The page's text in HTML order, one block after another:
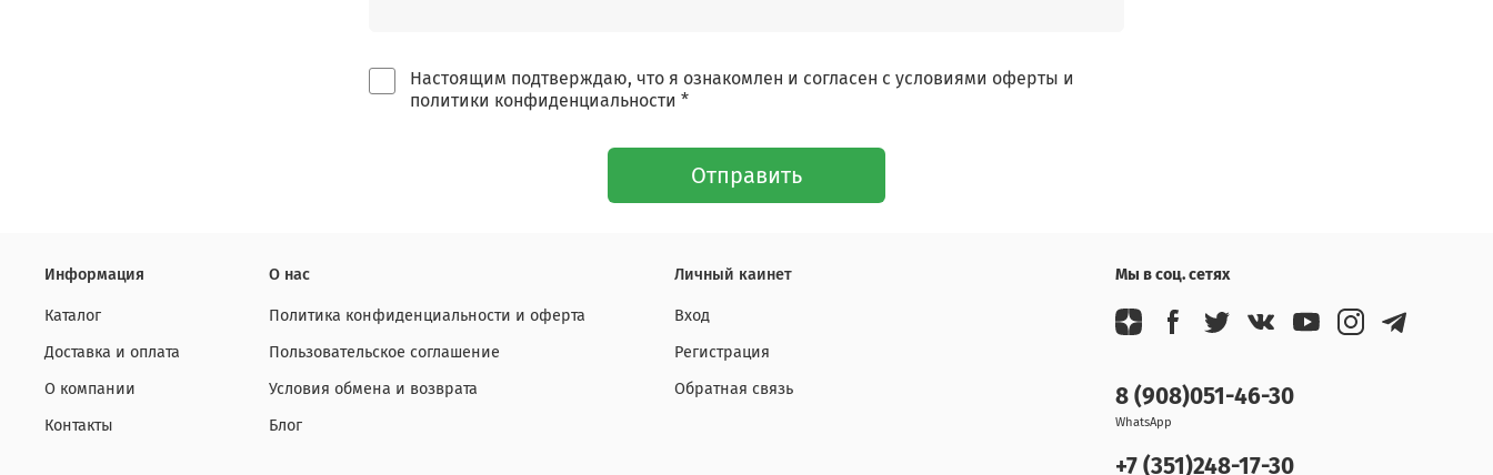
Настоящим подтверждаю, что я ознакомлен и согласен с условиями оферты и
политики конфиденциальности *
Отправить
Информация
Каталог
Доставка и оплата
О компании
Контакты
О нас
Политика конфиденциальности и оферта
Пользовательское соглашение
Условия обмена и возврата
Блог
Личный каинет
Вход
Регистрация
Обратная связь
Мы в соц. сетях
8 (908)051-46-30
WhatsApp
+7 (351)248-17-30